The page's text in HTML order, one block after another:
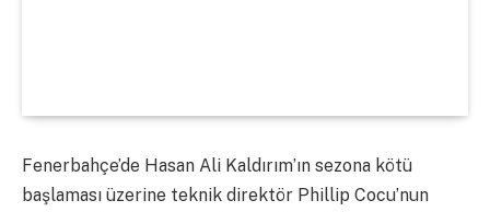
Fenerbahçe’de Hasan Ali Kaldırım’ın sezona kötü
başlaması üzerine teknik direktör Phillip Cocu’nun